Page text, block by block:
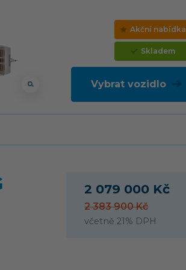
Akční nabídka
Skladem
Vybrat vozidlo
2 079 000 Kč
2 383 900 Kč
včetně 21% DPH